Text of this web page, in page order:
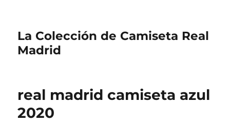
La Colección de Camiseta Real
Madrid
real madrid camiseta azul
2020